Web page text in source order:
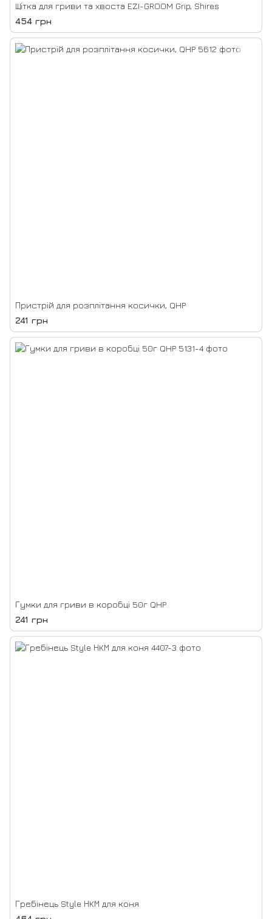
Щітка для гриви та хвоста EZI-GROOM Grip, Shires
454 грн
Пристрій для розплітання косички, QHP
241 грн
Гумки для гриви в коробці 50г QHP
241 грн
Гребінець Style НКМ для коня